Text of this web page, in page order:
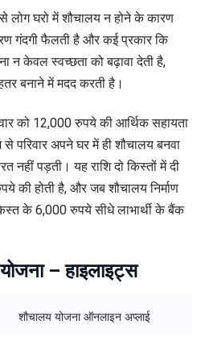
घरो में शौचालय न होने के कारण
गंदगी फैलती है और कई प्रकार कि
न केवल स्वच्छता को बढ़ावा देती है,
बनाने में मदद करती है।
को 12,000 रुपये की आर्थिक सहायता
परिवार अपने घर में ही शौचालय बनवा
पड़ती। यह राशि दो किस्तों में दी
की होती है, और जब शौचालय निर्माण
के 6,000 रुपये सीधे लाभार्थी के बैंक
– हाइलाइट्स
शौचालय योजना ऑनलाइन अप्लाई